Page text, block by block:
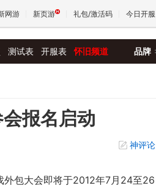
网游 新页游 礼包/激活码 今日开服
测试表 开服表 怀旧频道 品牌
报名启动
神评论
包大会即将于2012年7月24至26